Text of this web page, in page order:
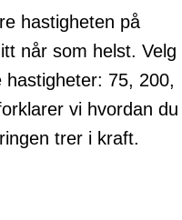
hastigheten på
når som helst. Velg
hastigheter: 75, 200,
vi hvordan du
trer i kraft.